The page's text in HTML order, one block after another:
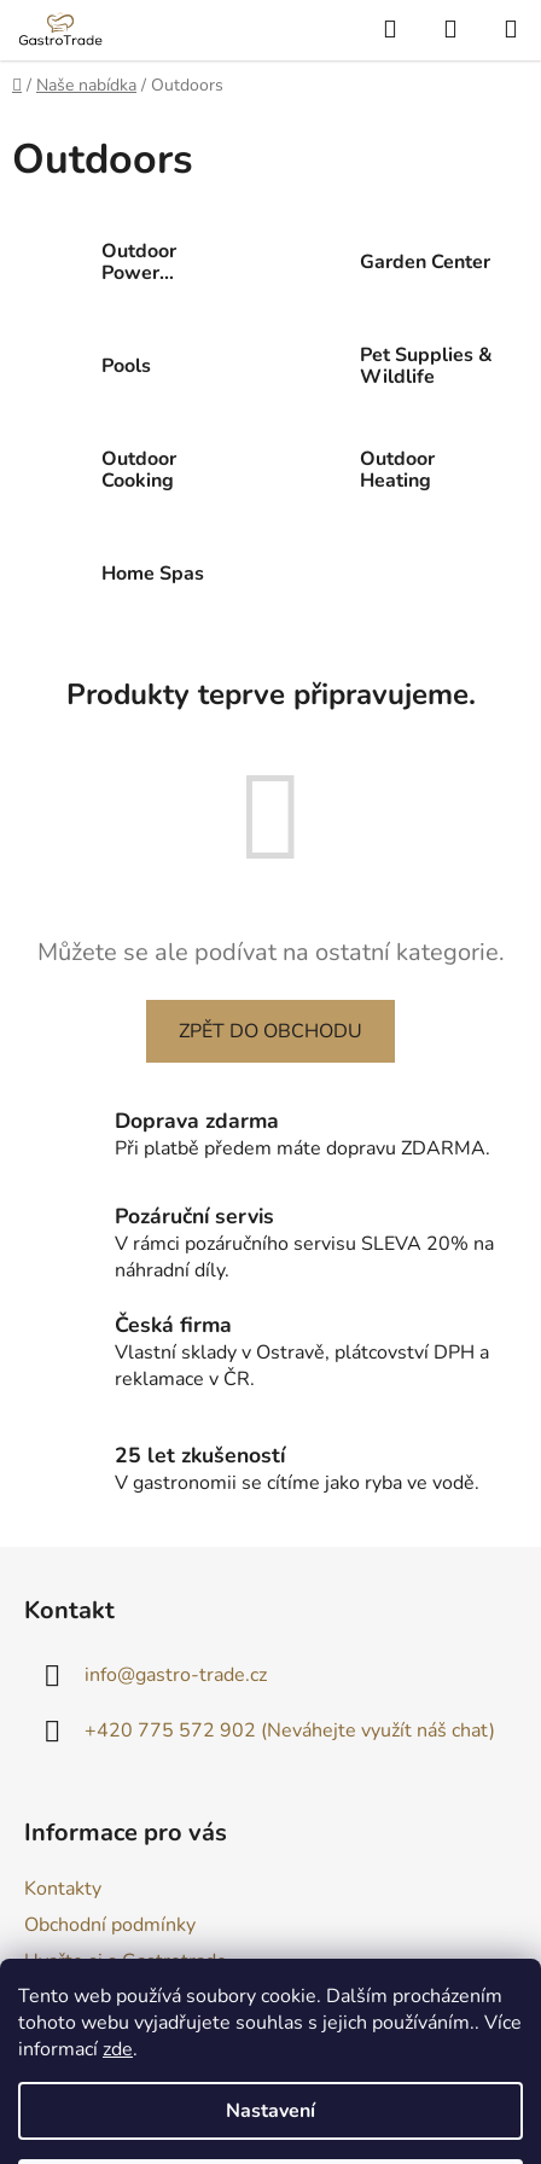
Tento web používá soubory cookie. Dalším procházením
tohoto webu vyjadřujete souhlas s jejich používáním.. Více
informacízde.
Nastavení
obsah
Hledat
KOŠÍK
Domů
/ Naše nabídka / Outdoors
Outdoors
Outdoor
Power
Garden Center
Pools
Pet Supplies &
Wildlife
Outdoor
Cooking
Outdoor
Heating
Home Spas
Produkty teprve připravujeme.
Můžete se ale podívat na ostatní kategorie.
ZPĚT DO OBCHODU
Doprava zdarma
Při platbě předem máte dopravu ZDARMA.
Pozáruční servis
V rámci pozáručního servisu SLEVA 20% na
náhradní díly.
Česká firma
Vlastní sklady v Ostravě, plátcovství DPH a
reklamace v ČR.
25 let zkušeností
V gastronomii se cítíme jako ryba ve vodě.
Kontakt
info@gastro-trade.cz
+420 775 572 902 (Neváhejte využít náš chat)
Informace pro vás
Kontakty
Obchodní podmínky
Uvařte si s Gastrotrade
Naše produkty - Tipy a triky
Reklamace zboží